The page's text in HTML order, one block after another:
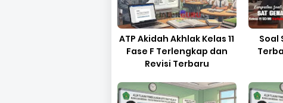
ATP Akidah Akhlak Kelas 11
Fase F Terlengkap dan
Revisi Terbaru
Soal